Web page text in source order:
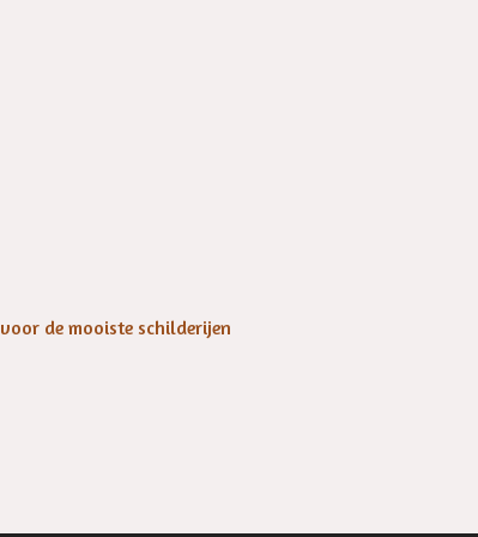
voor de mooiste schilderijen